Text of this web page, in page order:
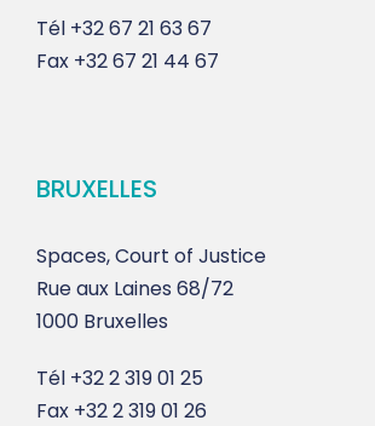
Tél +32 67 21 63 67
Fax +32 67 21 44 67
BRUXELLES
Spaces, Court of Justice
Rue aux Laines 68/72
1000 Bruxelles
Tél +32 2 319 01 25
Fax +32 2 319 01 26